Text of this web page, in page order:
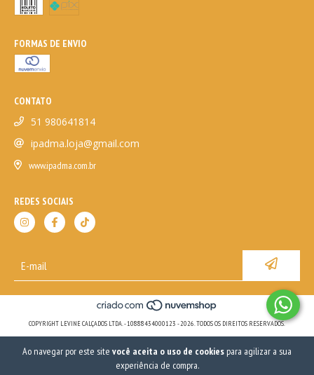
Ao navegar por este site você aceita o uso de cookies para agilizar a sua
experiência de compra.
FORMAS DE ENVIO
CONTATO
51 980641814
ipadma.loja@gmail.com
www.ipadma.com.br
REDES SOCIAIS
COPYRIGHT LEVINE CALÇADOS LTDA. - 10888434000123 - 2026. TODOS OS DIREITOS RESERVADOS.